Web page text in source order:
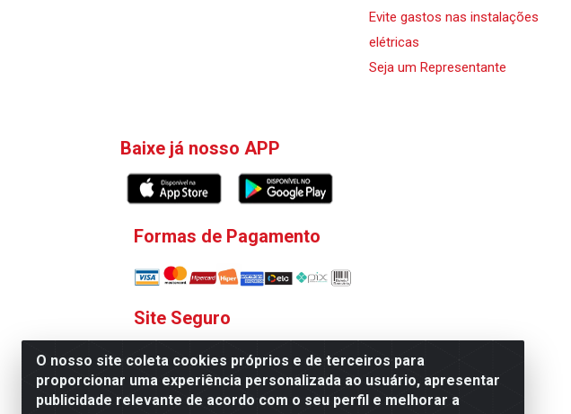
O nosso site coleta cookies próprios e de terceiros para
proporcionar uma experiência personalizada ao usuário, apresentar
publicidade relevante de acordo com o seu perfil e melhorar a
Evite gastos nas instalações
elétricas
Seja um Representante
Baixe já nosso APP
Formas de Pagamento
Site Seguro